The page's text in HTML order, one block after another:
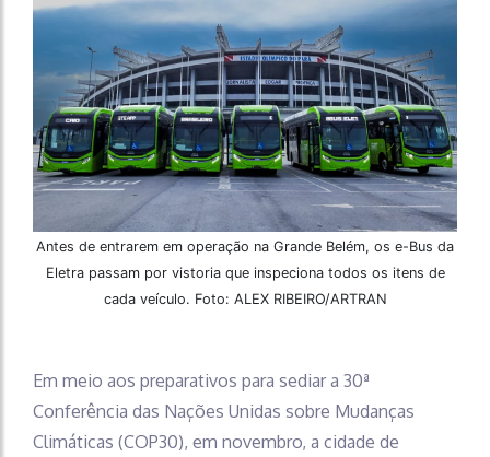
Antes de entrarem em operação na Grande Belém, os e-Bus da
Eletra passam por vistoria que inspeciona todos os itens de
cada veículo. Foto: ALEX RIBEIRO/ARTRAN
Em meio aos preparativos para sediar a 30ª
Conferência das Nações Unidas sobre Mudanças
Climáticas (COP30), em novembro, a cidade de